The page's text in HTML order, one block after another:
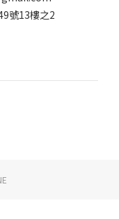
號13樓之2